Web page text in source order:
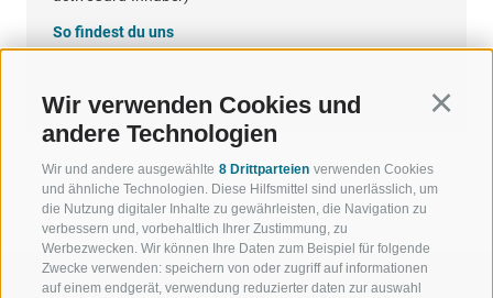
Wir verwenden Cookies und
andere Technologien
Wir und andere ausgewählte 8 Drittparteien verwenden Cookies
und ähnliche Technologien. Diese Hilfsmittel sind unerlässlich, um
die Nutzung digitaler Inhalte zu gewährleisten, die Navigation zu
verbessern und, vorbehaltlich Ihrer Zustimmung, zu
Werbezwecken. Wir können Ihre Daten zum Beispiel für folgende
Zwecke verwenden: speichern von oder zugriff auf informationen
auf einem endgerät, verwendung reduzierter daten zur auswahl
So findest du uns